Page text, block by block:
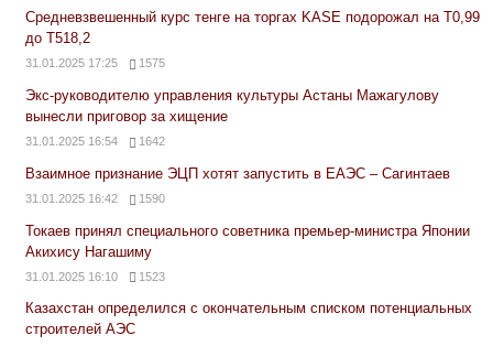
Средневзвешенный курс тенге на торгах KASE подорожал на Т0,99
до Т518,2
31.01.2025 17:25 1575
Экс-руководителю управления культуры Астаны Мажагулову
вынесли приговор за хищение
31.01.2025 16:54 1642
Взаимное признание ЭЦП хотят запустить в ЕАЭС – Сагинтаев
31.01.2025 16:42 1590
Токаев принял специального советника премьер-министра Японии
Акихису Нагашиму
31.01.2025 16:10 1523
Казахстан определился с окончательным списком потенциальных
строителей АЭС